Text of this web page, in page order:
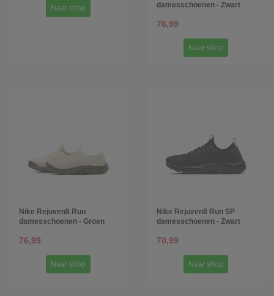
Naar shop
damesschoenen - Zwart
76,99
Naar shop
Nike Rejuven8 Run
damesschoenen - Groen
76,99
Naar shop
Nike Rejuven8 Run SP
damesschoenen - Zwart
70,99
Naar shop